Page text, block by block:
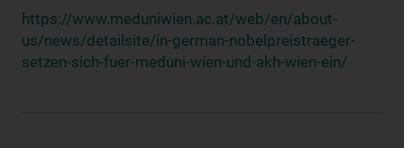
https://www.meduniwien.ac.at/web/en/about-
us/news/detailsite/in-german-nobelpreistraeger-
setzen-sich-fuer-meduni-wien-und-akh-wien-ein/